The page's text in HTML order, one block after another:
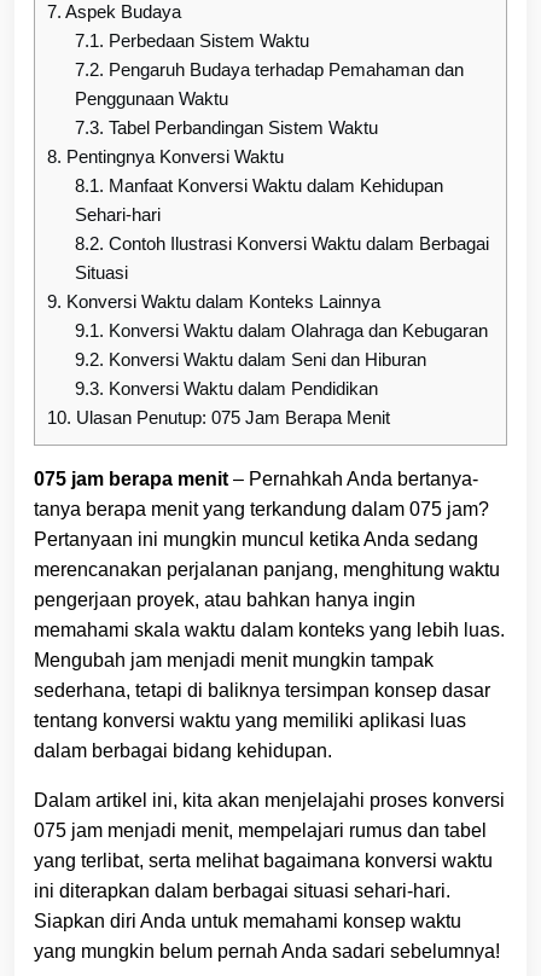
7. Aspek Budaya
7.1. Perbedaan Sistem Waktu
7.2. Pengaruh Budaya terhadap Pemahaman dan
Penggunaan Waktu
7.3. Tabel Perbandingan Sistem Waktu
8. Pentingnya Konversi Waktu
8.1. Manfaat Konversi Waktu dalam Kehidupan
Sehari-hari
8.2. Contoh Ilustrasi Konversi Waktu dalam Berbagai
Situasi
9. Konversi Waktu dalam Konteks Lainnya
9.1. Konversi Waktu dalam Olahraga dan Kebugaran
9.2. Konversi Waktu dalam Seni dan Hiburan
9.3. Konversi Waktu dalam Pendidikan
10. Ulasan Penutup: 075 Jam Berapa Menit
075 jam berapa menit – Pernahkah Anda bertanya-
tanya berapa menit yang terkandung dalam 075 jam?
Pertanyaan ini mungkin muncul ketika Anda sedang
merencanakan perjalanan panjang, menghitung waktu
pengerjaan proyek, atau bahkan hanya ingin
memahami skala waktu dalam konteks yang lebih luas.
Mengubah jam menjadi menit mungkin tampak
sederhana, tetapi di baliknya tersimpan konsep dasar
tentang konversi waktu yang memiliki aplikasi luas
dalam berbagai bidang kehidupan.
Dalam artikel ini, kita akan menjelajahi proses konversi
075 jam menjadi menit, mempelajari rumus dan tabel
yang terlibat, serta melihat bagaimana konversi waktu
ini diterapkan dalam berbagai situasi sehari-hari.
Siapkan diri Anda untuk memahami konsep waktu
yang mungkin belum pernah Anda sadari sebelumnya!